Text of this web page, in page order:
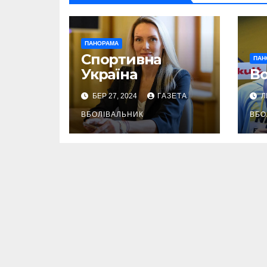
ПАНОРАМА
Спортивна
Україна
БЕР 27, 2024 ГАЗЕТА
ВБОЛІВАЛЬНИК